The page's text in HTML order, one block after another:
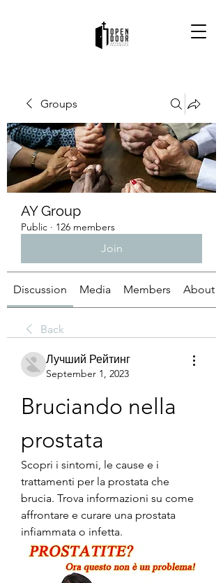
Groups
AY Group
Public · 126 members
Join
Discussion Media Members About
Back
Лучший Рейтинг
September 1, 2023
Bruciando nella
prostata
Scopri i sintomi, le cause e i
trattamenti per la prostata che
brucia. Trova informazioni su come
affrontare e curare una prostata
infiammata o infetta.